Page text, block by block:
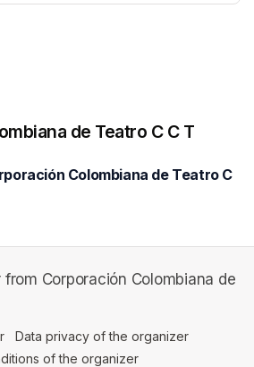
de Teatro C C T
Colombiana de Teatro C
from Corporación Colombiana de
(opens in a new tab)
Data privacy of the organizer
of the organizer